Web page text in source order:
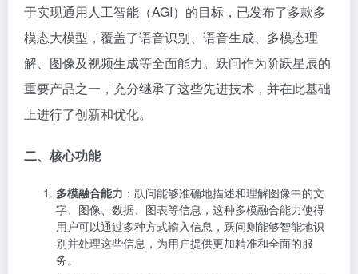
于实现通用人工智能（AGI）的目标，已发布了多款多
模态大模型，覆盖了语音识别、语音生成、多模态理
解、图像及视频生成等全面能力。跃问作为阶跃星辰的
重要产品之一，充分继承了这些先进技术，并在此基础
上进行了创新和优化。
二、核心功能
多模融合能力 ：跃问能够准确地描述和理解图像中的文
字、图像、数据、图表等信息，这种多模融合能力使得
用户可以通过多种方式输入信息，跃问则能够智能地识
别并处理这些信息，为用户提供更加精准和全面的服
务。